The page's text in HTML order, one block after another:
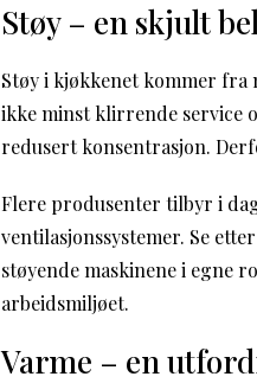
Støy – en skjult
Støy i kjøkkenet kommer fra
ikke minst klirrende service
redusert konsentrasjon.
Flere produsenter tilbyr i
ventilasjonssystemer. Se
støyende maskinene i egne
arbeidsmiljøet.
Varme – en